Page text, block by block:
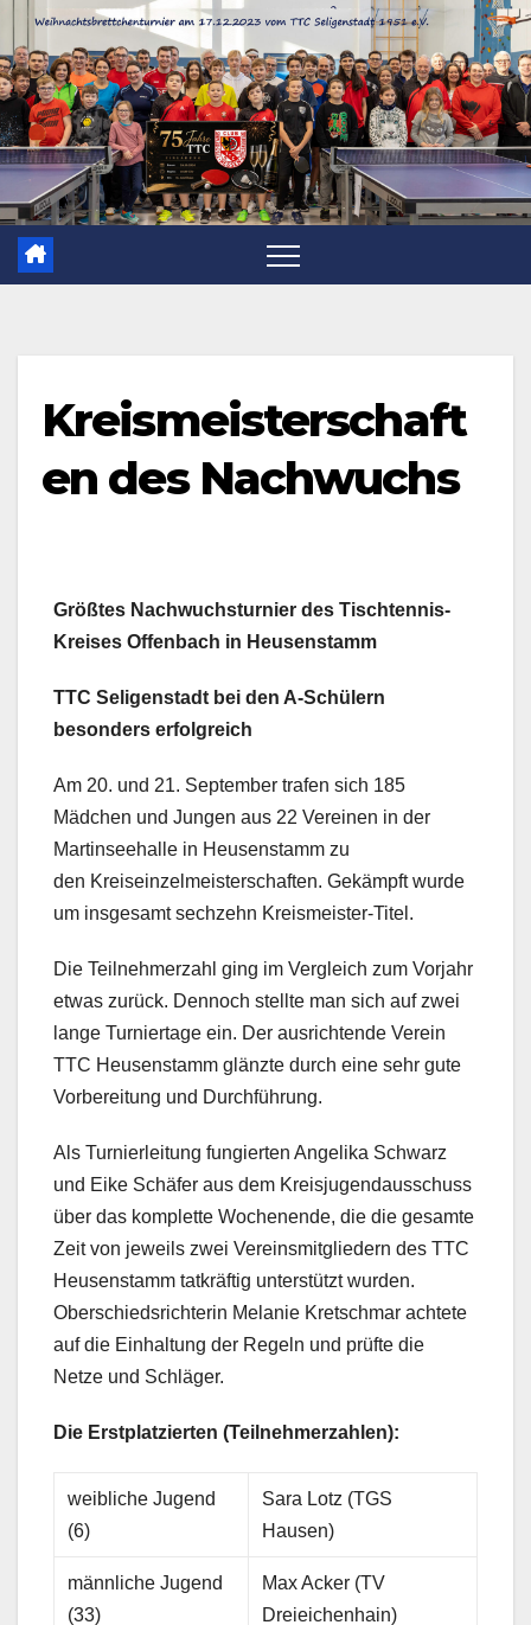
Zum
Inhalt
springen
Kreismeisterschaft
en des Nachwuchs
Größtes Nachwuchsturnier des Tischtennis-
Kreises Offenbach in Heusenstamm
TTC Seligenstadt bei den A-Schülern
besonders erfolgreich
Am 20. und 21. September trafen sich 185
Mädchen und Jungen aus 22 Vereinen in der
Martinseehalle in Heusenstamm zu
den Kreiseinzelmeisterschaften. Gekämpft wurde
um insgesamt sechzehn Kreismeister-Titel.
Die Teilnehmerzahl ging im Vergleich zum Vorjahr
etwas zurück. Dennoch stellte man sich auf zwei
lange Turniertage ein. Der ausrichtende Verein
TTC Heusenstamm glänzte durch eine sehr gute
Vorbereitung und Durchführung.
Als Turnierleitung fungierten Angelika Schwarz
und Eike Schäfer aus dem Kreisjugendausschuss
über das komplette Wochenende, die die gesamte
Zeit von jeweils zwei Vereinsmitgliedern des TTC
Heusenstamm tatkräftig unterstützt wurden.
Oberschiedsrichterin Melanie Kretschmar achtete
auf die Einhaltung der Regeln und prüfte die
Netze und Schläger.
Die Erstplatzierten (Teilnehmerzahlen):
weibliche Jugend
(6)
Sara Lotz (TGS
Hausen)
männliche Jugend
(33)
Max Acker (TV
Dreieichenhain)